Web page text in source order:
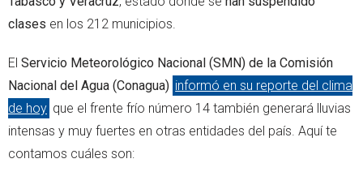
clases en los 212 municipios.
El Servicio Meteorológico Nacional (SMN) de la Comisión
Nacional del Agua (Conagua) informó en su reporte del clima
de hoy que el frente frío número 14 también generará lluvias
intensas y muy fuertes en otras entidades del país. Aquí te
contamos cuáles son: